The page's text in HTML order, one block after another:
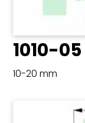
1010-05
10-20 mm